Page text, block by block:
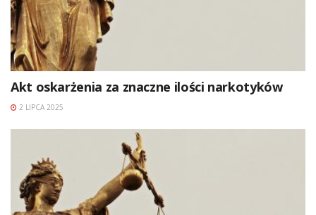
Akt oskarżenia za znaczne ilości narkotyków
2 LIPCA 2025